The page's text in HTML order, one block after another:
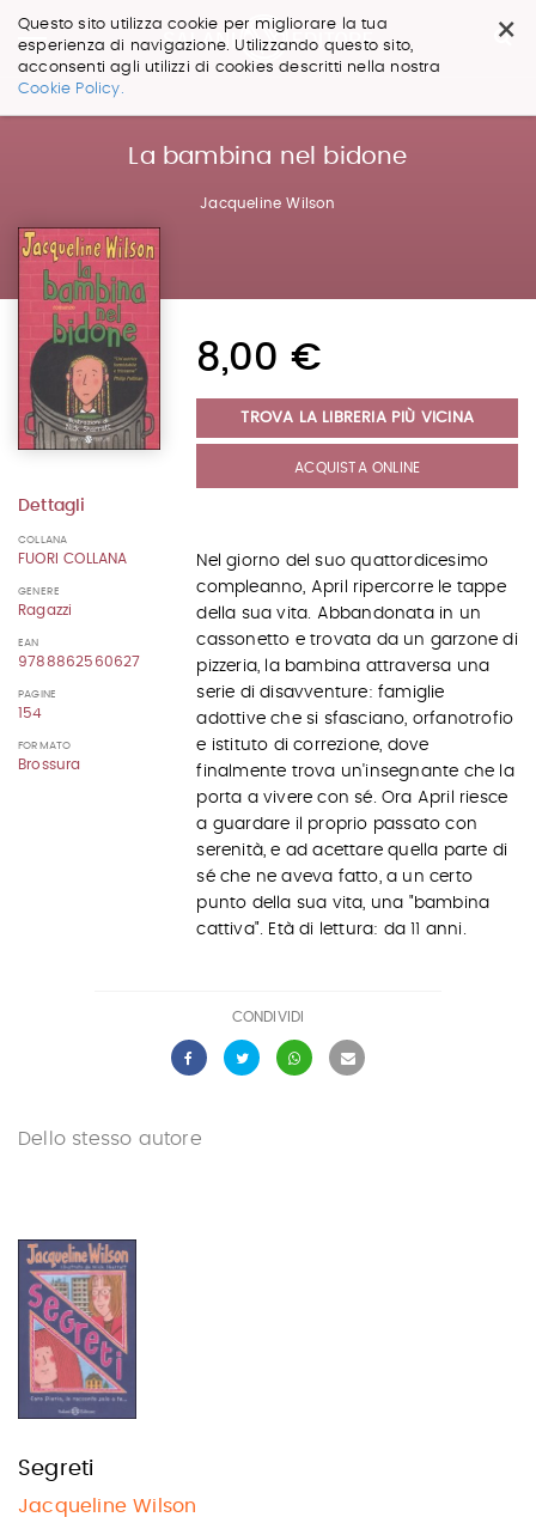
×
Questo sito utilizza cookie per migliorare la tua
esperienza di navigazione. Utilizzando questo sito,
acconsenti agli utilizzi di cookies descritti nella nostra
Cookie Policy.
Salta
La bambina nel bidone
Jacqueline Wilson
Dettagli
COLLANA
FUORI COLLANA
GENERE
Ragazzi
EAN
9788862560627
PAGINE
154
FORMATO
Brossura
8,00 €
TROVA LA LIBRERIA PIÙ VICINA
ACQUISTA ONLINE
Nel giorno del suo quattordicesimo
compleanno, April ripercorre le tappe
della sua vita. Abbandonata in un
cassonetto e trovata da un garzone di
pizzeria, la bambina attraversa una
serie di disavventure: famiglie
adottive che si sfasciano, orfanotrofio
e istituto di correzione, dove
finalmente trova un'insegnante che la
porta a vivere con sé. Ora April riesce
a guardare il proprio passato con
serenità, e ad acettare quella parte di
sé che ne aveva fatto, a un certo
punto della sua vita, una "bambina
cattiva". Età di lettura: da 11 anni.
CONDIVIDI
Dello stesso autore
Segreti
Jacqueline Wilson